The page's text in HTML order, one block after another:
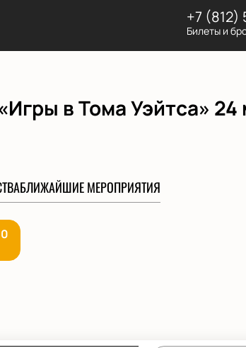
+7 (812)
Билеты и
в Тома Уэйтса» 24
БЛИЖАЙШИЕ МЕРОПРИЯТИЯ